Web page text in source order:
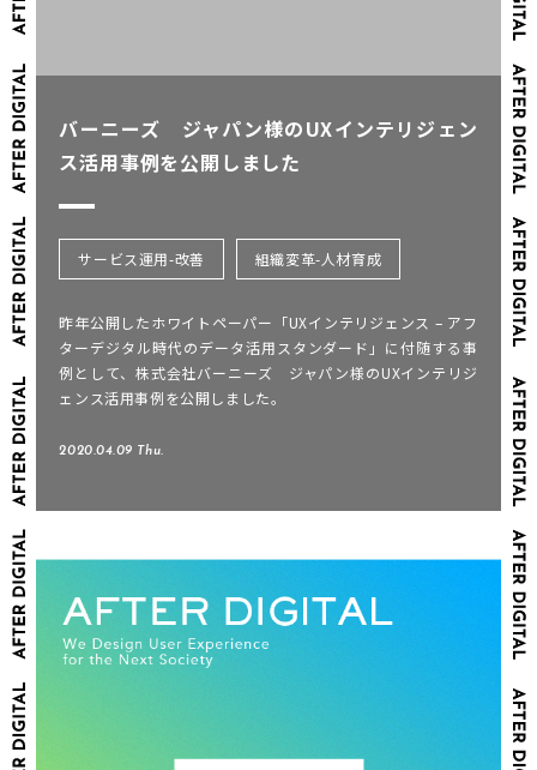
バーニーズ ジャパン様のUXインテリジェン
ス活用事例を公開しました
サービス運用-改善 組織変革-人材育成
昨年公開したホワイトペーパー「UXインテリジェンス – アフ
ターデジタル時代のデータ活用スタンダード」に付随する事
例として、株式会社バーニーズ ジャパン様のUXインテリジ
ェンス活用事例を公開しました。
2020.04.09 Thu.